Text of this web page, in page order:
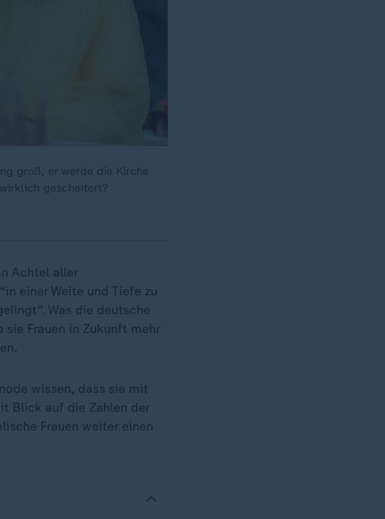
groß, er werde die Kirche
gescheitert?
Achtel aller
einer Weite und Tiefe zu
Was die deutsche
Frauen in Zukunft mehr
wissen, dass sie mit
Blick auf die Zahlen der
Frauen weiter einen